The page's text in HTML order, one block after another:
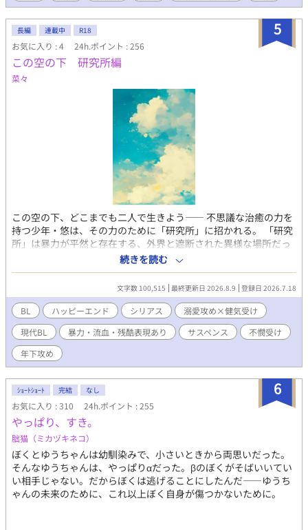
5
長編 連載中 R18
お気に入り : 4 24h.ポイント : 256
この空の下 研究所編
菜々
この空の下、どこまでも二人で生きよう―― 不思議な治癒の力を
持つ少年・悠は、その力のために「研究所」に招かれる。 「研究
所」は暴力が平然と存在する、外界と遮断された異様な場所だっ
た。悠はそこで、大切な仲間と出会う。仲間を守るため、繰り返
される拷問に耐えるうち、彼らの思いはそれぞれゆっくりと形を
かえてゆく。 溺愛攻×健気受 長編第一部第一章（全十章二部構
成）現代サイキックサスペンス。 超能力が重要な要素ですが、異
能バトルはほとんどありません。 過酷な状況に置かれた一人の少
年と、彼を支える五人の少年の物語。 全編にわたって暴力・流血
表現などが頻出します。ご注意下さい。 痛くて重い展開で主人公
がとても不幸です。 最終的には両思いハッピーエンド！ 毎日更新
します。 他投稿サイトにも掲載中
続きを読む
文字数 100,515 最終更新日 2026.8.9 登録日 2026.7.18
BL ハッピーエンド シリアス
溺愛攻め×健気受け
現代BL
暴力・流血・残酷表現あり サスペンス
不憫受け
年下攻め
6
ｼｮｰﾄｼｮｰﾄ 完結 なし
お気に入り : 310 24h.ポイント : 255
やっぱり、すき。
朏猫（ミカヅキネコ）
ぼくとゆうちゃんは幼馴染みで、小さいときから両思いだった。
そんなゆうちゃんは、やっぱりαだった。βのぼくがそばいいてい
い相手じゃない。だからぼくは逃げることにしたんだ――ゆうち
ゃんの未来のために、これ以上ぼく自身が傷つかないために。